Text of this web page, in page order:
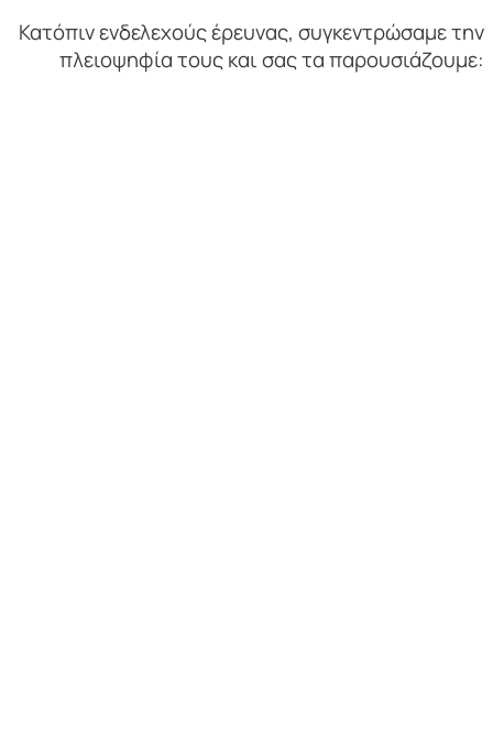
Κατόπιν ενδελεχούς έρευνας, συγκεντρώσαμε την
πλειοψηφία τους και σας τα παρουσιάζουμε: